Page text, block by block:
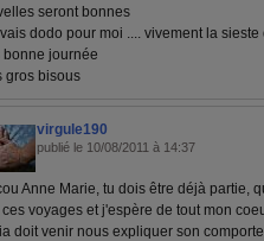
seront bonnes
dodo pour moi .... vivement la
bonne journée
gros bisous
virgule190
publié le 10/08/2011 à 14:37
Anne Marie, tu dois être déjà partie,
voyages et j'espère de tout mon
doit venir nous expliquer son